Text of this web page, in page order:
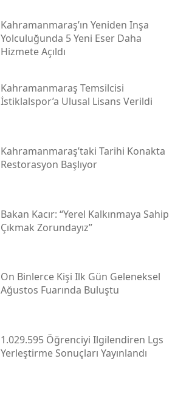
Kahramanmaraş’ın Yeniden Inşa
Yolculuğunda 5 Yeni Eser Daha
Hizmete Açıldı
Kahramanmaraş Temsilcisi
İstiklalspor’a Ulusal Lisans Verildi
Kahramanmaraş’taki Tarihi Konakta
Restorasyon Başlıyor
Bakan Kacır: “yerel Kalkınmaya Sahip
Çıkmak Zorundayız”
On Binlerce Kişi Ilk Gün Geleneksel
Ağustos Fuarında Buluştu
1.029.595 Öğrenciyi Ilgilendiren Lgs
Yerleştirme Sonuçları Yayınlandı